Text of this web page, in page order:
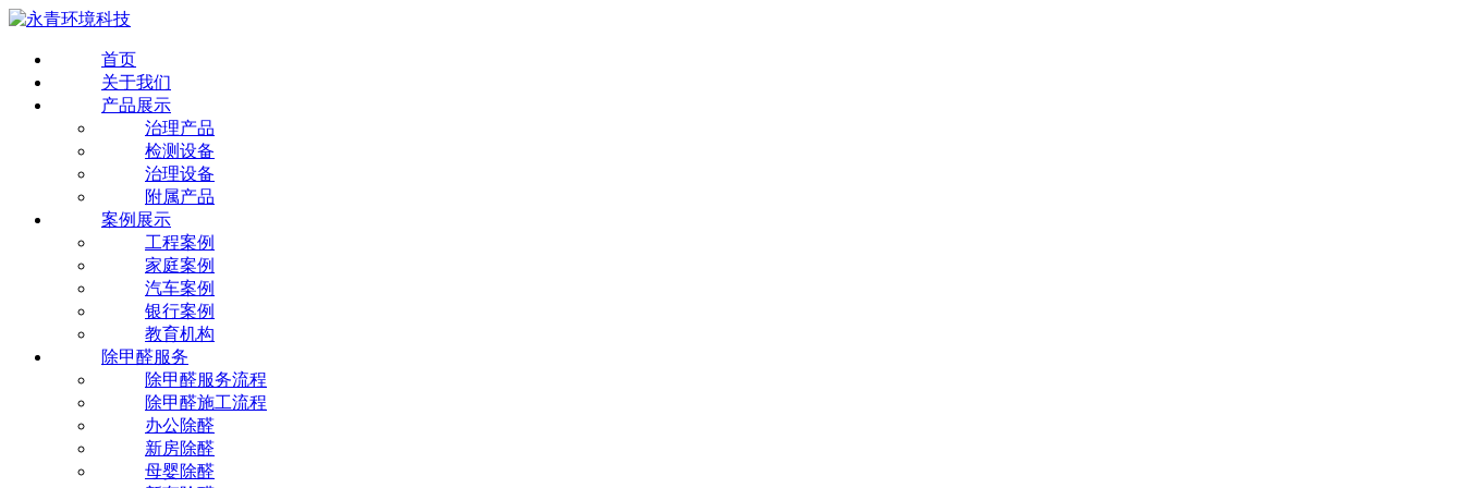
首页
关于我们
产品展示
治理产品
检测设备
治理设备
附属产品
案例展示
工程案例
家庭案例
汽车案例
银行案例
教育机构
除甲醛服务
除甲醛服务流程
除甲醛施工流程
办公除醛
新房除醛
母婴除醛